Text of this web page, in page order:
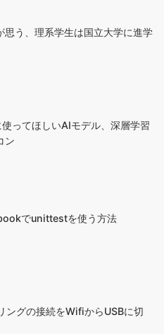
思う、理系学生は国立大学に進学
ってほしいAIモデル、深層学習
ン
でunittestを使う方法
ングの接続をWifiからUSBに切